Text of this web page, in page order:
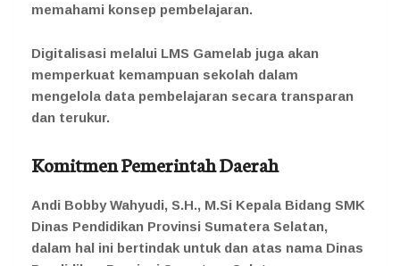
memahami konsep pembelajaran.
Digitalisasi melalui LMS Gamelab juga akan
memperkuat kemampuan sekolah dalam
mengelola data pembelajaran secara transparan
dan terukur.
Komitmen Pemerintah Daerah
Andi Bobby Wahyudi, S.H., M.Si Kepala Bidang SMK
Dinas Pendidikan Provinsi Sumatera Selatan,
dalam hal ini bertindak untuk dan atas nama Dinas